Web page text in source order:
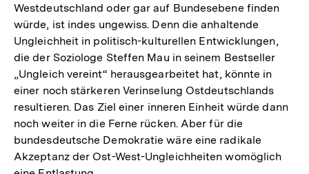
Westdeutschland oder gar auf Bundesebene finden
würde, ist indes ungewiss. Denn die anhaltende
Ungleichheit in politisch-kulturellen Entwicklungen,
die der Soziologe Steffen Mau in seinem Bestseller
„Ungleich vereint“ herausgearbeitet hat, könnte in
einer noch stärkeren Verinselung Ostdeutschlands
resultieren. Das Ziel einer inneren Einheit würde dann
noch weiter in die Ferne rücken. Aber für die
bundesdeutsche Demokratie wäre eine radikale
Akzeptanz der Ost-West-Ungleichheiten womöglich